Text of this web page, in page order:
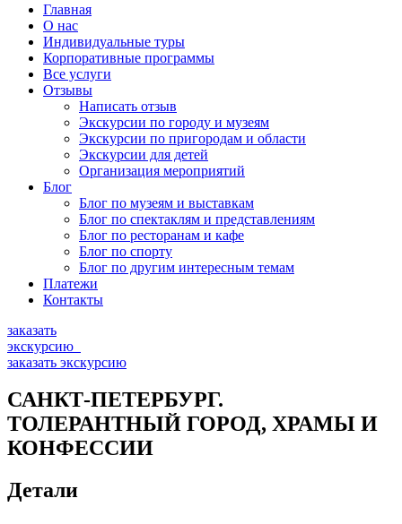
Главная
О нас
Индивидуальные туры
Корпоративные программы
Все услуги
Отзывы
Написать отзыв
Экскурсии по городу и музеям
Экскурсии по пригородам и области
Экскурсии для детей
Организация мероприятий
Блог
Блог по музеям и выставкам
Блог по спектаклям и представлениям
Блог по ресторанам и кафе
Блог по спорту
Блог по другим интересным темам
Платежи
Контакты
заказать
экскурсию
заказать экскурсию
САНКТ-ПЕТЕРБУРГ.
ТОЛЕРАНТНЫЙ ГОРОД, ХРАМЫ И
КОНФЕССИИ
Детали